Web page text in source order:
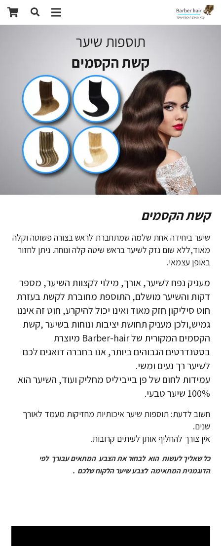
תוספות שיער
קשת הקסמים
קשת הקסמים
שיער ביחידה אחת שלמה שמתחברת לראש בצורה פשוטה וקלה
מאוד,ללא שום נזק לשיער בראש שיטה קלה ונוחה. ניתן לחזור
באופן עצמאי.
מעניק נפח לשיער, אורך, מילוי לקצוות השיער, מספר
דקות והשיער מושלם, התוספת מחוברת לקשת בעזרת
חוט סיליקון חזק מאוד ואינו יכול להיקרע, חוט זה איננו
גמיש,ולכן מעניק תחושת יציבות ונוחות בשיער ,קשת
הקסמים המקורית של Barber-hair מיוצרת
בסטנדרטים הגבוהים ביותר, אנו בחברה דואגים לכם
לשיער רך נעים ומשי.
עמידות לחום של פן בייביליס מחליק ועוד, השיער הוא
100% שיער טבעי.
חשוב לדעת: תוספות שיער איכותיות מחזיקות מעמד לאורך
שנים.
אין צורך להחליף אותן לעיתים קרובות.
כל שאליך לעשות הוא לבחור את הצבע המתאים עבורך לפי
הדוגמנית המתאימה לצבע שיער הלקוח שלכם .